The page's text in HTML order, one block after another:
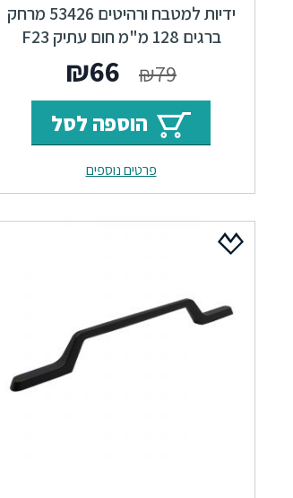
ידיות למטבח ורהיטים 53426 מרחק
ברגים 128 מ"מ חום עתיק F23
Locker₪79
המחיר
המקורי
היה:
₪79.
₪66
הנוכחי
הוא:
₪66.
הוספה לסל
פרטים נוספים